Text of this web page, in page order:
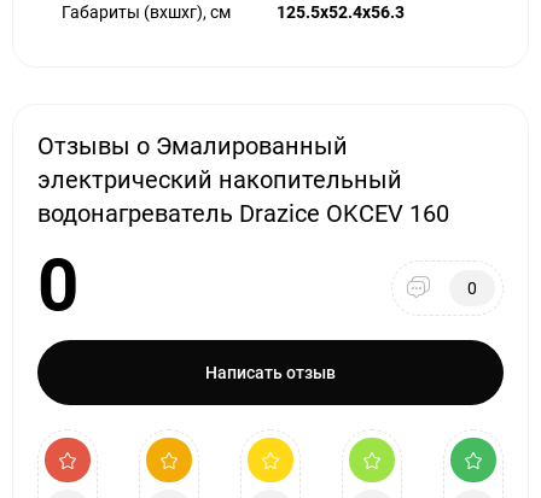
Габариты (вхшхг), см 125.5х52.4х56.3
Отзывы о Эмалированный
электрический накопительный
водонагреватель Drazice OKCEV 160
0 0
Написать отзыв